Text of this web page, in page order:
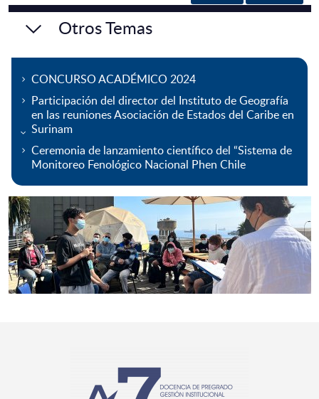
Otros Temas
CONCURSO ACADÉMICO 2024
Participación del director del Instituto de Geografía
en las reuniones Asociación de Estados del Caribe en
Surinam
Ceremonia de lanzamiento científico del “Sistema de
Monitoreo Fenológico Nacional Phen Chile